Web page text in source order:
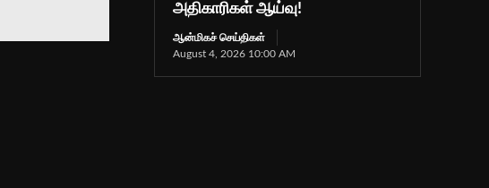
அதிகாரிகள் ஆய்வு!
ஆன்மிகச் செய்திகள்
August 4, 2026 10:00 AM